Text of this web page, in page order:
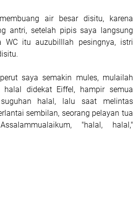
air besar disitu, karena
antri, setelah pipis saya langsung
WC itu auzubilllah pesingnya, istri
saya semakin mules, mulailah
halal didekat Eiffel, hampir semua
halal, lalu saat melintas
sembilan, seorang pelayan tua
"halal, halal,"